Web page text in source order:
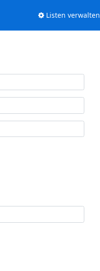
Listen verwalten